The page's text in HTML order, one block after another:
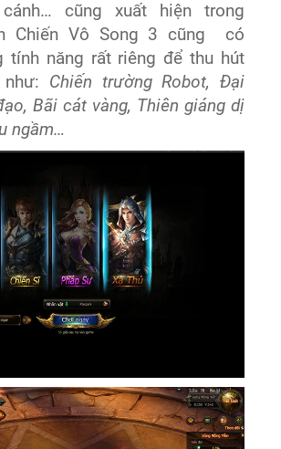
cũng xuất hiện trong
Chiến Vô Song 3 cũng có
tính năng rất riêng để thu hút
Chiến trường Robot, Đại
Bãi cát vàng, Thiên giáng dị
ngầm…